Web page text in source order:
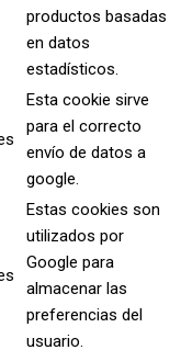
productos basadas
en datos
estadísticos.
Esta cookie sirve
para el correcto
envío de datos a
google.
Estas cookies son
utilizados por
Google para
almacenar las
preferencias del
usuario.